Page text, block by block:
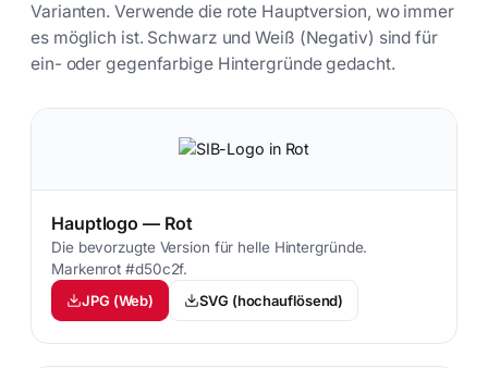
Varianten. Verwende die rote Hauptversion, wo immer
es möglich ist. Schwarz und Weiß (Negativ) sind für
ein- oder gegenfarbige Hintergründe gedacht.
Hauptlogo — Rot
Die bevorzugte Version für helle Hintergründe.
Markenrot #d50c2f.
JPG (Web)
SVG (hochauflösend)